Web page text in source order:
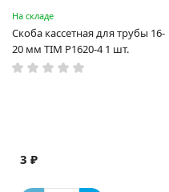
На складе
Скоба кассетная для трубы 16-
20 мм TIM P1620-4 1 шт.
3 ₽